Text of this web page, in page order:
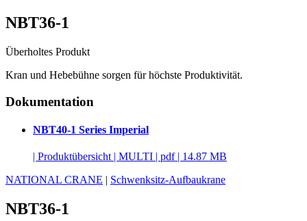
NBT36-1
Überholtes Produkt
Kran und Hebebühne sorgen für höchste Produktivität.
Dokumentation
NBT40-1 Series Imperial
| Produktübersicht | MULTI | pdf | 14.87 MB
NATIONAL CRANE | Schwenksitz-Aufbaukrane
NBT36-1